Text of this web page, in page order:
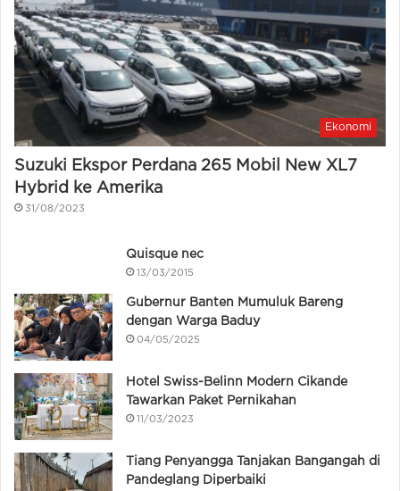
Ekonomi
Suzuki Ekspor Perdana 265 Mobil New XL7
Hybrid ke Amerika
31/08/2023
Quisque nec
13/03/2015
Gubernur Banten Mumuluk Bareng
dengan Warga Baduy
04/05/2025
Hotel Swiss-Belinn Modern Cikande
Tawarkan Paket Pernikahan
11/03/2023
Tiang Penyangga Tanjakan Bangangah di
Pandeglang Diperbaiki